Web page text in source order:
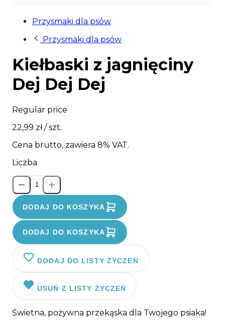
Przysmaki dla psów
Przysmaki dla psów
Kiełbaski z jagnięciny
Dej Dej Dej
Regular price
22,99 zł/ szt.
Cena brutto, zawiera 8% VAT.
Liczba
DODAJ DO KOSZYKA
DODAJ DO KOSZYKA
DODAJ DO LISTY ŻYCZEŃ
USUŃ Z LISTY ŻYCZEŃ
Świetna, pożywna przekąska dla Twojego psiaka!